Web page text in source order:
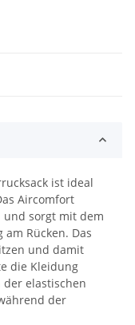
ist ideal
Aircomfort
und sorgt mit dem
Rücken. Das
und damit
die Kleidung
elastischen
der